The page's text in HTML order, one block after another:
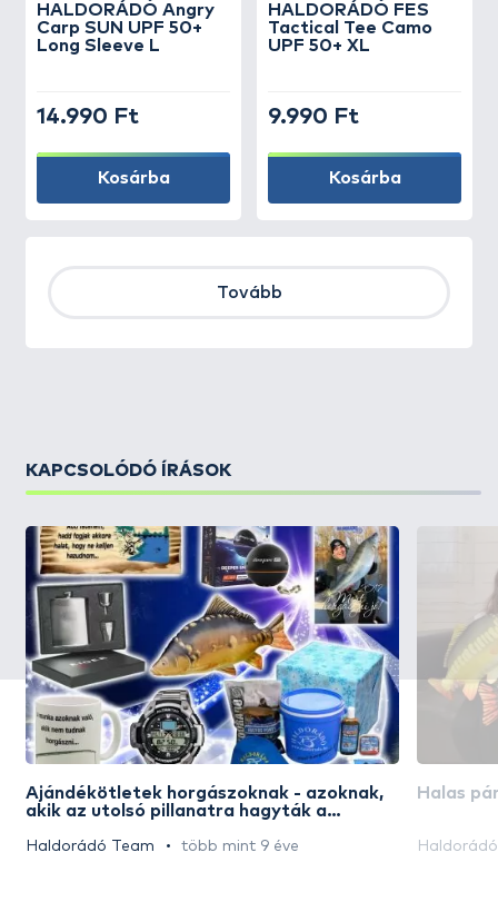
HALDORÁDÓ Angry
Carp SUN UPF 50+
Long Sleeve L
14.990 Ft
Kosárba
HALDORÁDÓ FES
Tactical Tee Camo
UPF 50+ XL
9.990 Ft
Kosárba
Tovább
KAPCSOLÓDÓ ÍRÁSOK
Ajándékötletek horgászoknak - azoknak,
akik az utolsó pillanatra hagyták a
Haldorádó Team több mint 9 éve
Halas